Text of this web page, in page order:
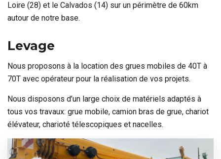
Loire (28) et le Calvados (14) sur un périmètre de 60km
autour de notre base.
Levage
Nous proposons à la location des grues mobiles de 40T à
70T avec opérateur pour la réalisation de vos projets.
Nous disposons d’un large choix de matériels adaptés à
tous vos travaux: grue mobile, camion bras de grue, chariot
élévateur, charioté télescopiques et nacelles.